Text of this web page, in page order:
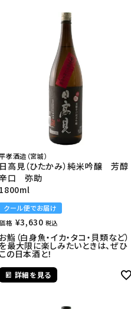
孝酒造（宮城）
日高見（ひたかみ）純米吟醸 芳醇
口 弥助
1800ml
クール便でお届け
格 ¥3,630 税込
お鮨（白身魚・イカ・タコ・貝類など）
を最大限に楽しみたいときは、ぜひ
この日本酒と！
詳細を見る